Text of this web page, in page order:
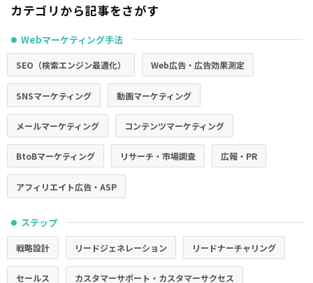
カテゴリから記事をさがす
● Webマーケティング手法
SEO（検索エンジン最適化） Web広告・広告効果測定
SNSマーケティング 動画マーケティング
メールマーケティング コンテンツマーケティング
BtoBマーケティング リサーチ・市場調査 広報・PR
アフィリエイト広告・ASP
● ステップ
戦略設計 リードジェネレーション リードナーチャリング
セールス カスタマーサポート・カスタマーサクセス